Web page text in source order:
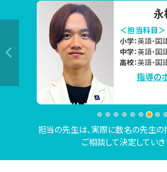
「部活を引退したので、高校受験に向
「2学期の定期テストで高得点を取るた
かり対策したい」
「夏休み中に苦手克服したいけど、な
が進んでない」
「志望校合格に向けて、今の勉強の進
相談したい」など
上記のご相談内容は一例です。
下
＜担当科目＞
小学：算数・国
中学：数学・英
高校：数学・英
指導の
担当の先生は、実際に数名の先生
ご相談して決定していき